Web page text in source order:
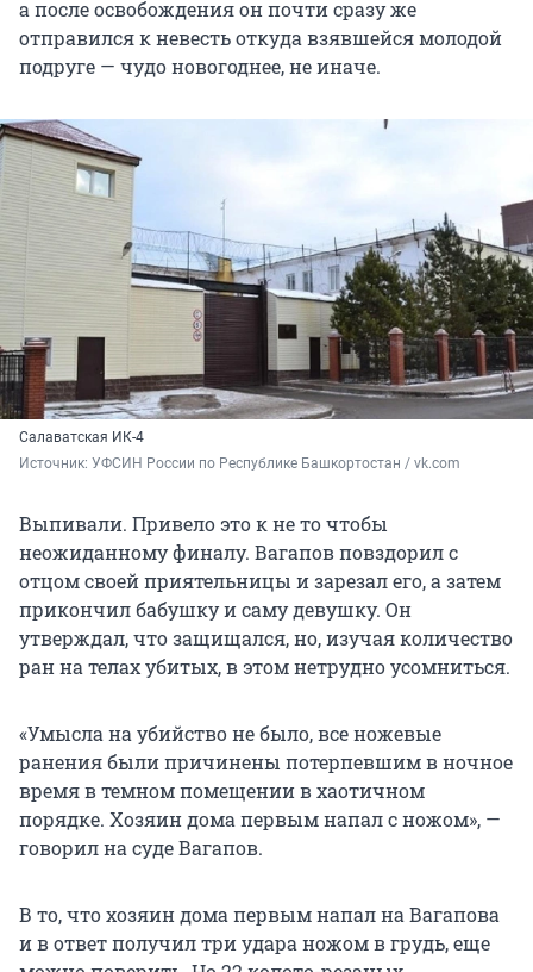
а после освобождения он почти сразу же
отправился к невесть откуда взявшейся молодой
подруге — чудо новогоднее, не иначе.
Салаватская ИК-4
Источник: УФСИН России по Республике Башкортостан / vk.com
Выпивали. Привело это к не то чтобы
неожиданному финалу. Вагапов повздорил с
отцом своей приятельницы и зарезал его, а затем
прикончил бабушку и саму девушку. Он
утверждал, что защищался, но, изучая количество
ран на телах убитых, в этом нетрудно усомниться.
«Умысла на убийство не было, все ножевые
ранения были причинены потерпевшим в ночное
время в темном помещении в хаотичном
порядке. Хозяин дома первым напал с ножом», —
говорил на суде Вагапов.
В то, что хозяин дома первым напал на Вагапова
и в ответ получил три удара ножом в грудь, еще